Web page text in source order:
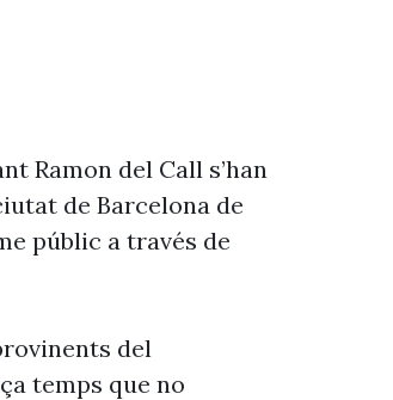
Ramon del Call s’han
de Barcelona de
públic a través de
del
temps que no